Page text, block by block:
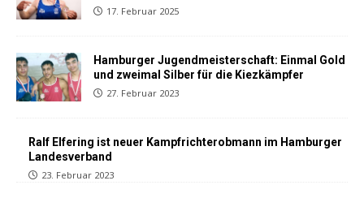
17. Februar 2025
Hamburger Jugendmeisterschaft: Einmal Gold
und zweimal Silber für die Kiezkämpfer
27. Februar 2023
Ralf Elfering ist neuer Kampfrichterobmann im Hamburger
Landesverband
23. Februar 2023